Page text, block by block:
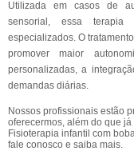
Utilizada em casos de
sensorial, essa terapia
especializados. O
promover maior
personalizadas, a
demandas diárias.
Nossos profissionais estão
oferecermos, além do que
Fisioterapia infantil com
fale conosco e saiba mais.